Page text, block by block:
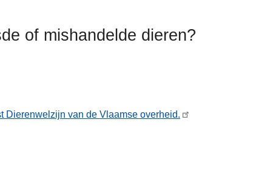
of mishandelde dieren?
Dierenwelzijn van de Vlaamse overheid.